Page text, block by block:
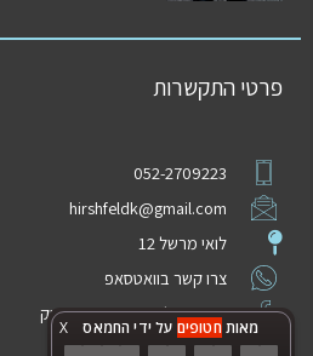
פרטי התקשרות
052-2709223
hirshfeldk@gmail.com
לואי מרשל 12
צרו קשר בוואטסאפ
מוזמנים לבקר בדף הפייסבוק
X מאותחטופים על ידי החמאס